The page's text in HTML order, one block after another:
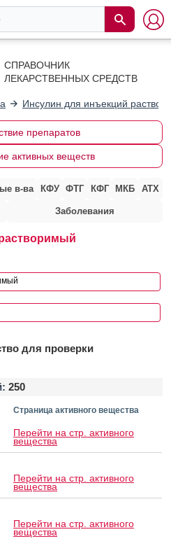
СПРАВОЧНИК
ЛЕКАРСТВЕННЫХ СРЕДСТВ
Инсулин для инъекций
препаратов
активных веществ
в-ва КФУ ФТГ КФГ МКБ АТХ
Заболевания
для проверки
250
Страница активного вещества
Перейти на стр. активного
вещества
Перейти на стр. активного
вещества
Перейти на стр. активного
вещества